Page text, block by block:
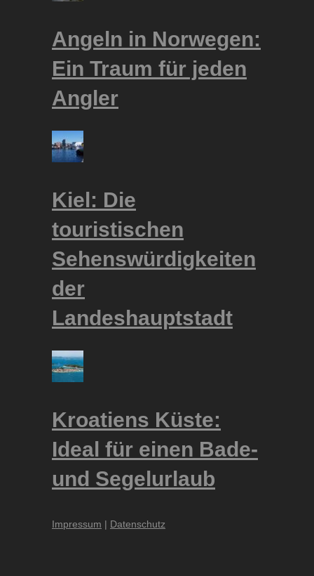
Angeln in Norwegen:
Ein Traum für jeden
Angler
Kiel: Die
touristischen
Sehenswürdigkeiten
der
Landeshauptstadt
Kroatiens Küste:
Ideal für einen Bade-
und Segelurlaub
Impressum | Datenschutz